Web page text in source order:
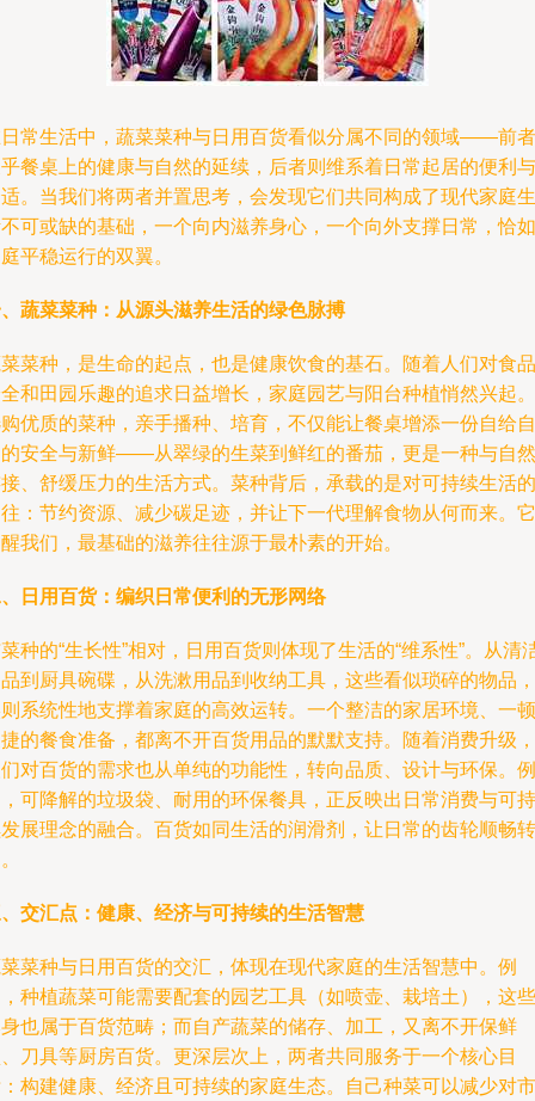
常生活中，蔬菜菜种与日用百货看似分属不同的领域——前者
餐桌上的健康与自然的延续，后者则维系着日常起居的便利与
。当我们将两者并置思考，会发现它们共同构成了现代家庭生
可或缺的基础，一个向内滋养身心，一个向外支撑日常，恰如
平稳运行的双翼。
蔬菜菜种：从源头滋养生活的绿色脉搏
菜种，是生命的起点，也是健康饮食的基石。随着人们对食品
和田园乐趣的追求日益增长，家庭园艺与阳台种植悄然兴起。
优质的菜种，亲手播种、培育，不仅能让餐桌增添一份自给自
安全与新鲜——从翠绿的生菜到鲜红的番茄，更是一种与自然
、舒缓压力的生活方式。菜种背后，承载的是对可持续生活的
：节约资源、减少碳足迹，并让下一代理解食物从何而来。它
我们，最基础的滋养往往源于最朴素的开始。
日用百货：编织日常便利的无形网络
种的“生长性”相对，日用百货则体现了生活的“维系性”。从清
到厨具碗碟，从洗漱用品到收纳工具，这些看似琐碎的物品，
系统性地支撑着家庭的高效运转。一个整洁的家居环境、一顿
的餐食准备，都离不开百货用品的默默支持。随着消费升级，
对百货的需求也从单纯的功能性，转向品质、设计与环保。例
可降解的垃圾袋、耐用的环保餐具，正反映出日常消费与可持
展理念的融合。百货如同生活的润滑剂，让日常的齿轮顺畅转
交汇点：健康、经济与可持续的生活智慧
菜种与日用百货的交汇，体现在现代家庭的生活智慧中。例
种植蔬菜可能需要配套的园艺工具（如喷壶、栽培土），这些
也属于百货范畴；而自产蔬菜的储存、加工，又离不开保鲜
刀具等厨房百货。更深层次上，两者共同服务于一个核心目
构建健康、经济且可持续的家庭生态。自己种菜可以减少对市